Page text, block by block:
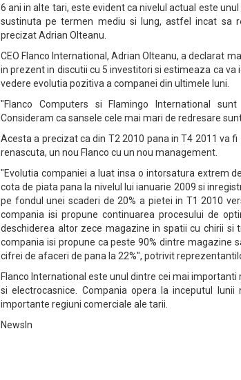
6 ani in alte tari, este evident ca nivelul actual este
sustinuta pe termen mediu si lung, astfel incat sa
precizat Adrian Olteanu.
CEO Flanco International, Adrian Olteanu, a declarat
in prezent in discutii cu 5 investitori si estimeaza ca
vedere evolutia pozitiva a companei din ultimele luni.
"Flanco Computers si Flamingo International
Consideram ca sansele cele mai mari de redresare
Acesta a precizat ca din T2 2010 pana in T4 2011 va
renascuta, un nou Flanco cu un nou management.
"Evolutia companiei a luat insa o intorsatura extrem
cota de piata pana la nivelul lui ianuarie 2009 si
pe fondul unei scaderi de 20% a pietei in T1 2010
compania isi propune continuarea procesului de
deschiderea altor zece magazine in spatii cu chirii si
compania isi propune ca peste 90% dintre magazine
cifrei de afaceri de pana la 22%", potrivit
Flanco International este unul dintre cei mai
si electrocasnice. Compania opera la inceputul
importante regiuni comerciale ale tarii.
NewsIn